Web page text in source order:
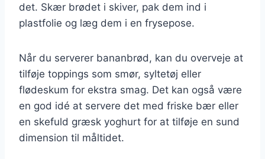
det. Skær brødet i skiver, pak dem ind i
plastfolie og læg dem i en frysepose.
Når du serverer bananbrød, kan du overveje at
tilføje toppings som smør, syltetøj eller
flødeskum for ekstra smag. Det kan også være
en god idé at servere det med friske bær eller
en skefuld græsk yoghurt for at tilføje en sund
dimension til måltidet.